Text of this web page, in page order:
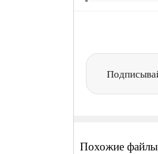
Похожие файлы